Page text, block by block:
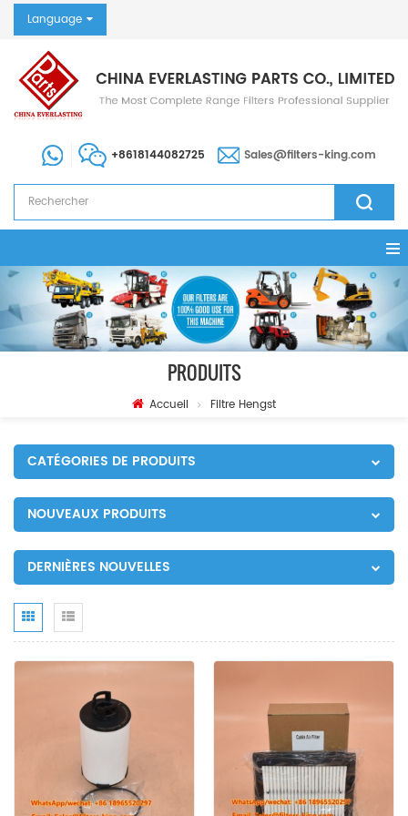
Language
+8618144082725 Sales@filters-king.com
PRODUITS
Accueil Filtre Hengst
CATÉGORIES DE PRODUITS
NOUVEAUX PRODUITS
DERNIÈRES NOUVELLES